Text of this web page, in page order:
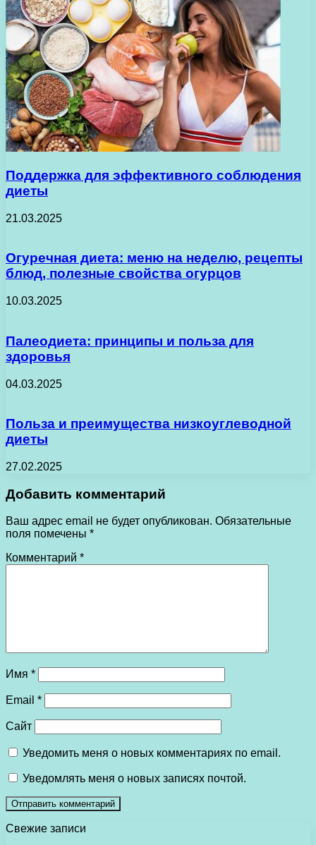
Поддержка для эффективного соблюдения
диеты
21.03.2025
Огуречная диета: меню на неделю, рецепты
блюд, полезные свойства огурцов
10.03.2025
Палеодиета: принципы и польза для
здоровья
04.03.2025
Польза и преимущества низкоуглеводной
диеты
27.02.2025
Добавить комментарий
Ваш адрес email не будет опубликован. Обязательные
поля помечены *
Комментарий *
Имя *
Email *
Сайт
Уведомить меня о новых комментариях по email.
Уведомлять меня о новых записях почтой.
Свежие записи